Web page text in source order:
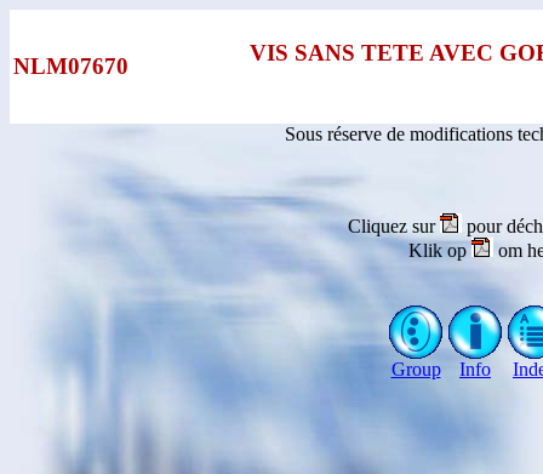
NLM07670
VIS SANS TETE AVEC
Sous réserve de modifications
Cliquez sur
pour
Klik op
om
Group Info